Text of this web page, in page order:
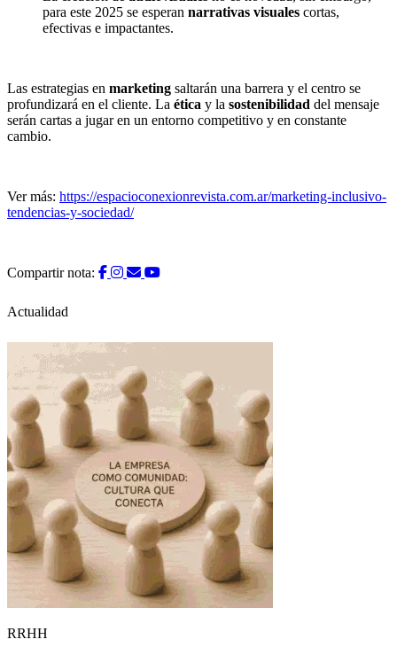
para este 2025 se esperan narrativas visuales cortas,
efectivas e impactantes.
Las estrategias en marketing saltarán una barrera y el centro se
profundizará en el cliente. La ética y la sostenibilidad del mensaje
serán cartas a jugar en un entorno competitivo y en constante
cambio.
Ver más: https://espacioconexionrevista.com.ar/marketing-inclusivo-
tendencias-y-sociedad/
Compartir nota:
Actualidad
RRHH